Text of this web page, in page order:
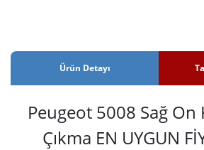
Ürün Detayı
Peugeot 5008 Sağ On
Çıkma EN UYGUN